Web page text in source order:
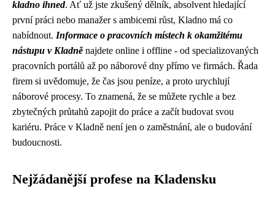
kladno ihned. Ať už jste zkušený dělník, absolvent hledající
první práci nebo manažer s ambicemi růst, Kladno má co
nabídnout. Informace o pracovních místech k okamžitému
nástupu v Kladněnajdete online i offline - od specializovaných
pracovních portálů až po náborové dny přímo ve firmách. Řada
firem si uvědomuje, že čas jsou peníze, a proto urychlují
náborové procesy. To znamená, že se můžete rychle a bez
zbytečných průtahů zapojit do práce a začít budovat svou
kariéru. Práce v Kladně není jen o zaměstnání, ale o budování
budoucnosti.
Nejžádanější profese na Kladensku